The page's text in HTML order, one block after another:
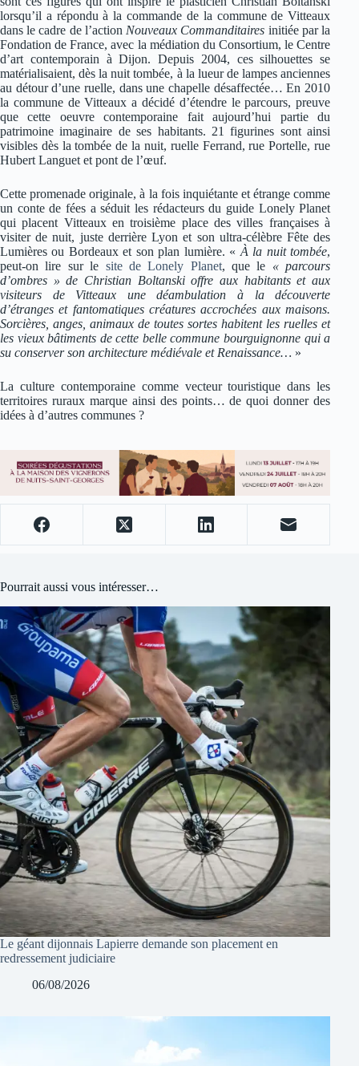
lorsqu’il a répondu à la commande de la commune de Vitteaux
dans le cadre de l’actionNouveaux Commanditaires initiée par la
Fondation de France, avec la médiation du Consortium, le Centre
d’art contemporain à Dijon. Depuis 2004, ces silhouettes se
matérialisaient, dès la nuit tombée, à la lueur de lampes anciennes
au détour d’une ruelle, dans une chapelle désaffectée… En 2010
la commune de Vitteaux a décidé d’étendre le parcours, preuve
que cette oeuvre contemporaine fait aujourd’hui partie du
patrimoine imaginaire de ses habitants. 21 figurines sont ainsi
visibles dès la tombée de la nuit, ruelle Ferrand, rue Portelle, rue
Hubert Languet et pont de l’œuf.
Cette promenade originale, à la fois inquiétante et étrange comme
un conte de fées a séduit les rédacteurs du guide Lonely Planet
qui placent Vitteaux en troisième place des villes françaises à
visiter de nuit, juste derrière Lyon et son ultra-célèbre Fête des
Lumières ou Bordeaux et son plan lumière. « À la nuit tombée,
peut-on lire sur le site de Lonely Planet, que le « parcours
d’ombres » de Christian Boltanski offre aux habitants et aux
visiteurs de Vitteaux une déambulation à la découverte
d’étranges et fantomatiques créatures accrochées aux maisons.
Sorcières, anges, animaux de toutes sortes habitent les ruelles et
les vieux bâtiments de cette belle commune bourguignonne qui a
su conserver son architecture médiévale et Renaissance… »
La culture contemporaine comme vecteur touristique dans les
territoires ruraux marque ainsi des points… de quoi donner des
idées à d’autres communes ?
Pourrait aussi vous intéresser…
Le géant dijonnais Lapierre demande son placement en
redressement judiciaire
06/08/2026